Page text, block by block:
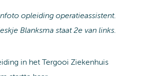
opleiding operatieassistent.
Blanksma staat 2e van links.
in het Tergooi Ziekenhuis